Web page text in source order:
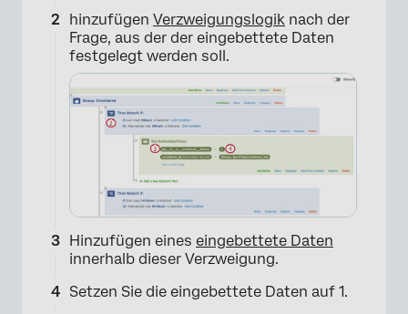
hinzufügen Verzweigungslogik nach der
Frage, aus der der eingebettete Daten
festgelegt werden soll.
Hinzufügen eines eingebettete Daten
innerhalb dieser Verzweigung.
Setzen Sie die eingebettete Daten auf 1.